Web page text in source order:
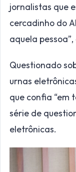
jornalistas que
cercadinho do
aquela
Questionado
urnas
que confia “em
série de
eletrônicas.